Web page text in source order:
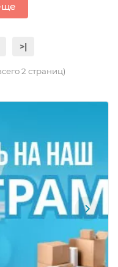
>|
2 страниц)